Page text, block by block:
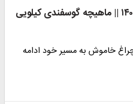
قیمت گوشت قرمز امروز ۱۸ دی ۱۴۰۳ || ماهیچه گوسفندی کیلویی
قرمز امروز ۱۸ دی ۱۴۰۳ چراغ خاموش به مسیر خود ادامه